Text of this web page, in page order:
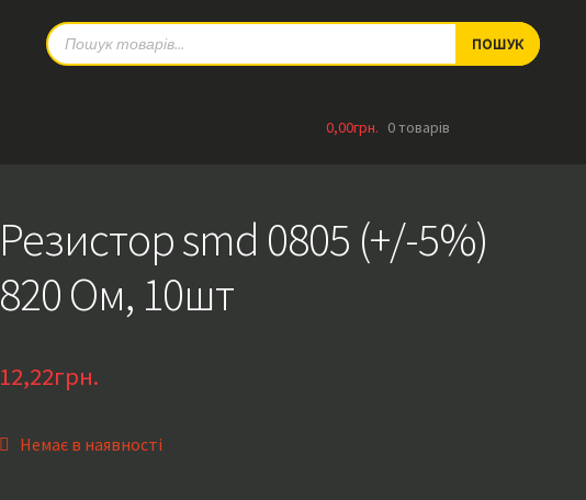
Products
search
ПОШУК
0,00грн. 0 товарів
Резистор smd 0805 (+/-5%)
820 Ом, 10шт
12,22грн.
Немає в наявності